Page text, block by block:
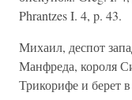
Phrantzes I. 4, p. 43.
Михаил, деспот
Манфреда, короля
Трикорифе и берет